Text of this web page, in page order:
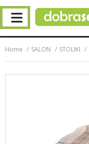
Home SALON STOLIKI